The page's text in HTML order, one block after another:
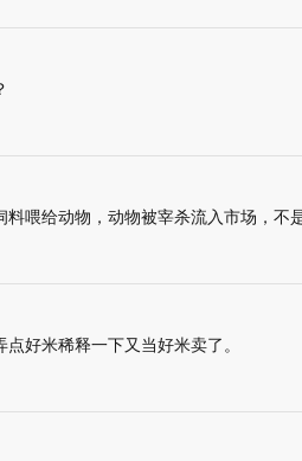
喂给动物，动物被宰杀流入市场，不
好米稀释一下又当好米卖了。